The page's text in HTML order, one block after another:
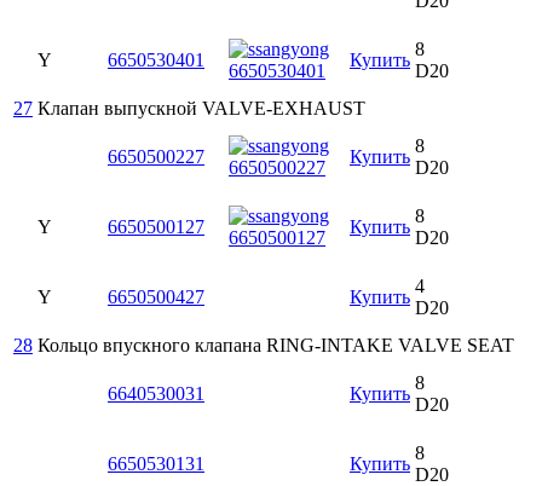
Y 6650530401 Купить
8
D20
27 Клапан выпускной VALVE-EXHAUST
6650500227 Купить
8
D20
Y 6650500127 Купить
8
D20
Y 6650500427 Купить
4
D20
28 Кольцо впускного клапана RING-INTAKE VALVE SEAT
6640530031 Купить
8
D20
6650530131 Купить
8
D20